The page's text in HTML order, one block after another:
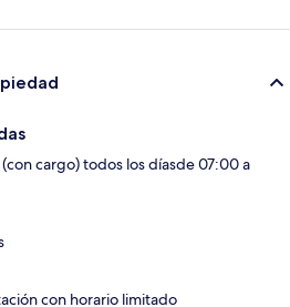
cargo) todos los díasde 07:00 a
con horario limitado